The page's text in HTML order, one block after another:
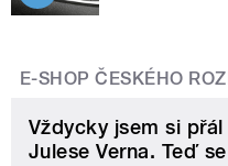
E-SHOP ČESKÉHO
Vždycky jsem si
Julese Verna. Teď